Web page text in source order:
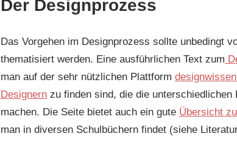
Der Designprozess
Das Vorgehen im Designprozess sollte unbedingt
thematisiert werden. Eine ausführlichen Text zum
man auf der sehr nützlichen Plattform
Designern zu finden sind, die die
machen. Die Seite bietet auch ein gute Übersicht
man in diversen Schulbüchern findet (siehe